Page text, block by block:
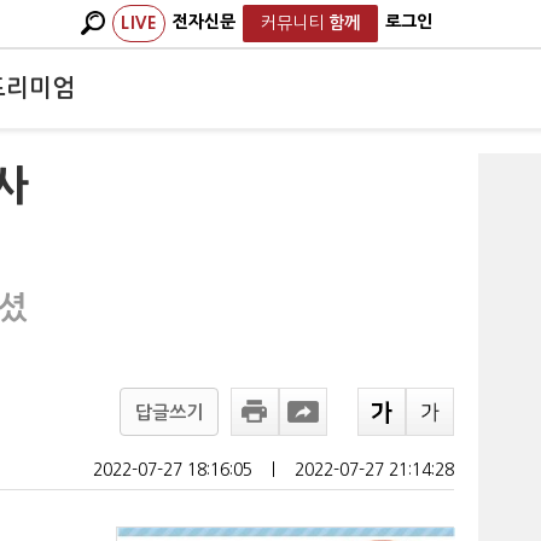
LIVE 전자신문 커뮤니티 함께 로그인
리미엄
답글쓰기
2022-07-27 18:16:05 2022-07-27 21:14:28